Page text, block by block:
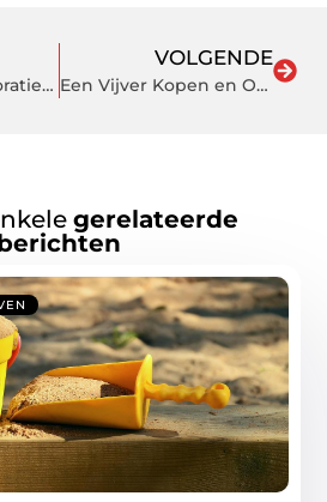
Wat voor grafdecoratie is er allemaal?
VOLGENDE
Een Vijver Kopen en Oase Vijverpomp: Alles wat je moet weten
gerelateerde